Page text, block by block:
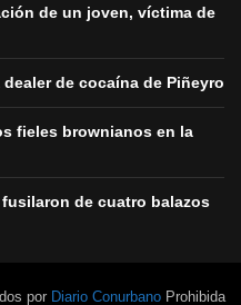
de un joven, víctima de
de cocaína de Piñeyro
fieles brownianos en la
de cuatro balazos
por Diario Conurbano Prohibida